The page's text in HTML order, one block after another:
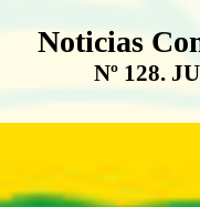
Boletín
Noticias
Nº 128.